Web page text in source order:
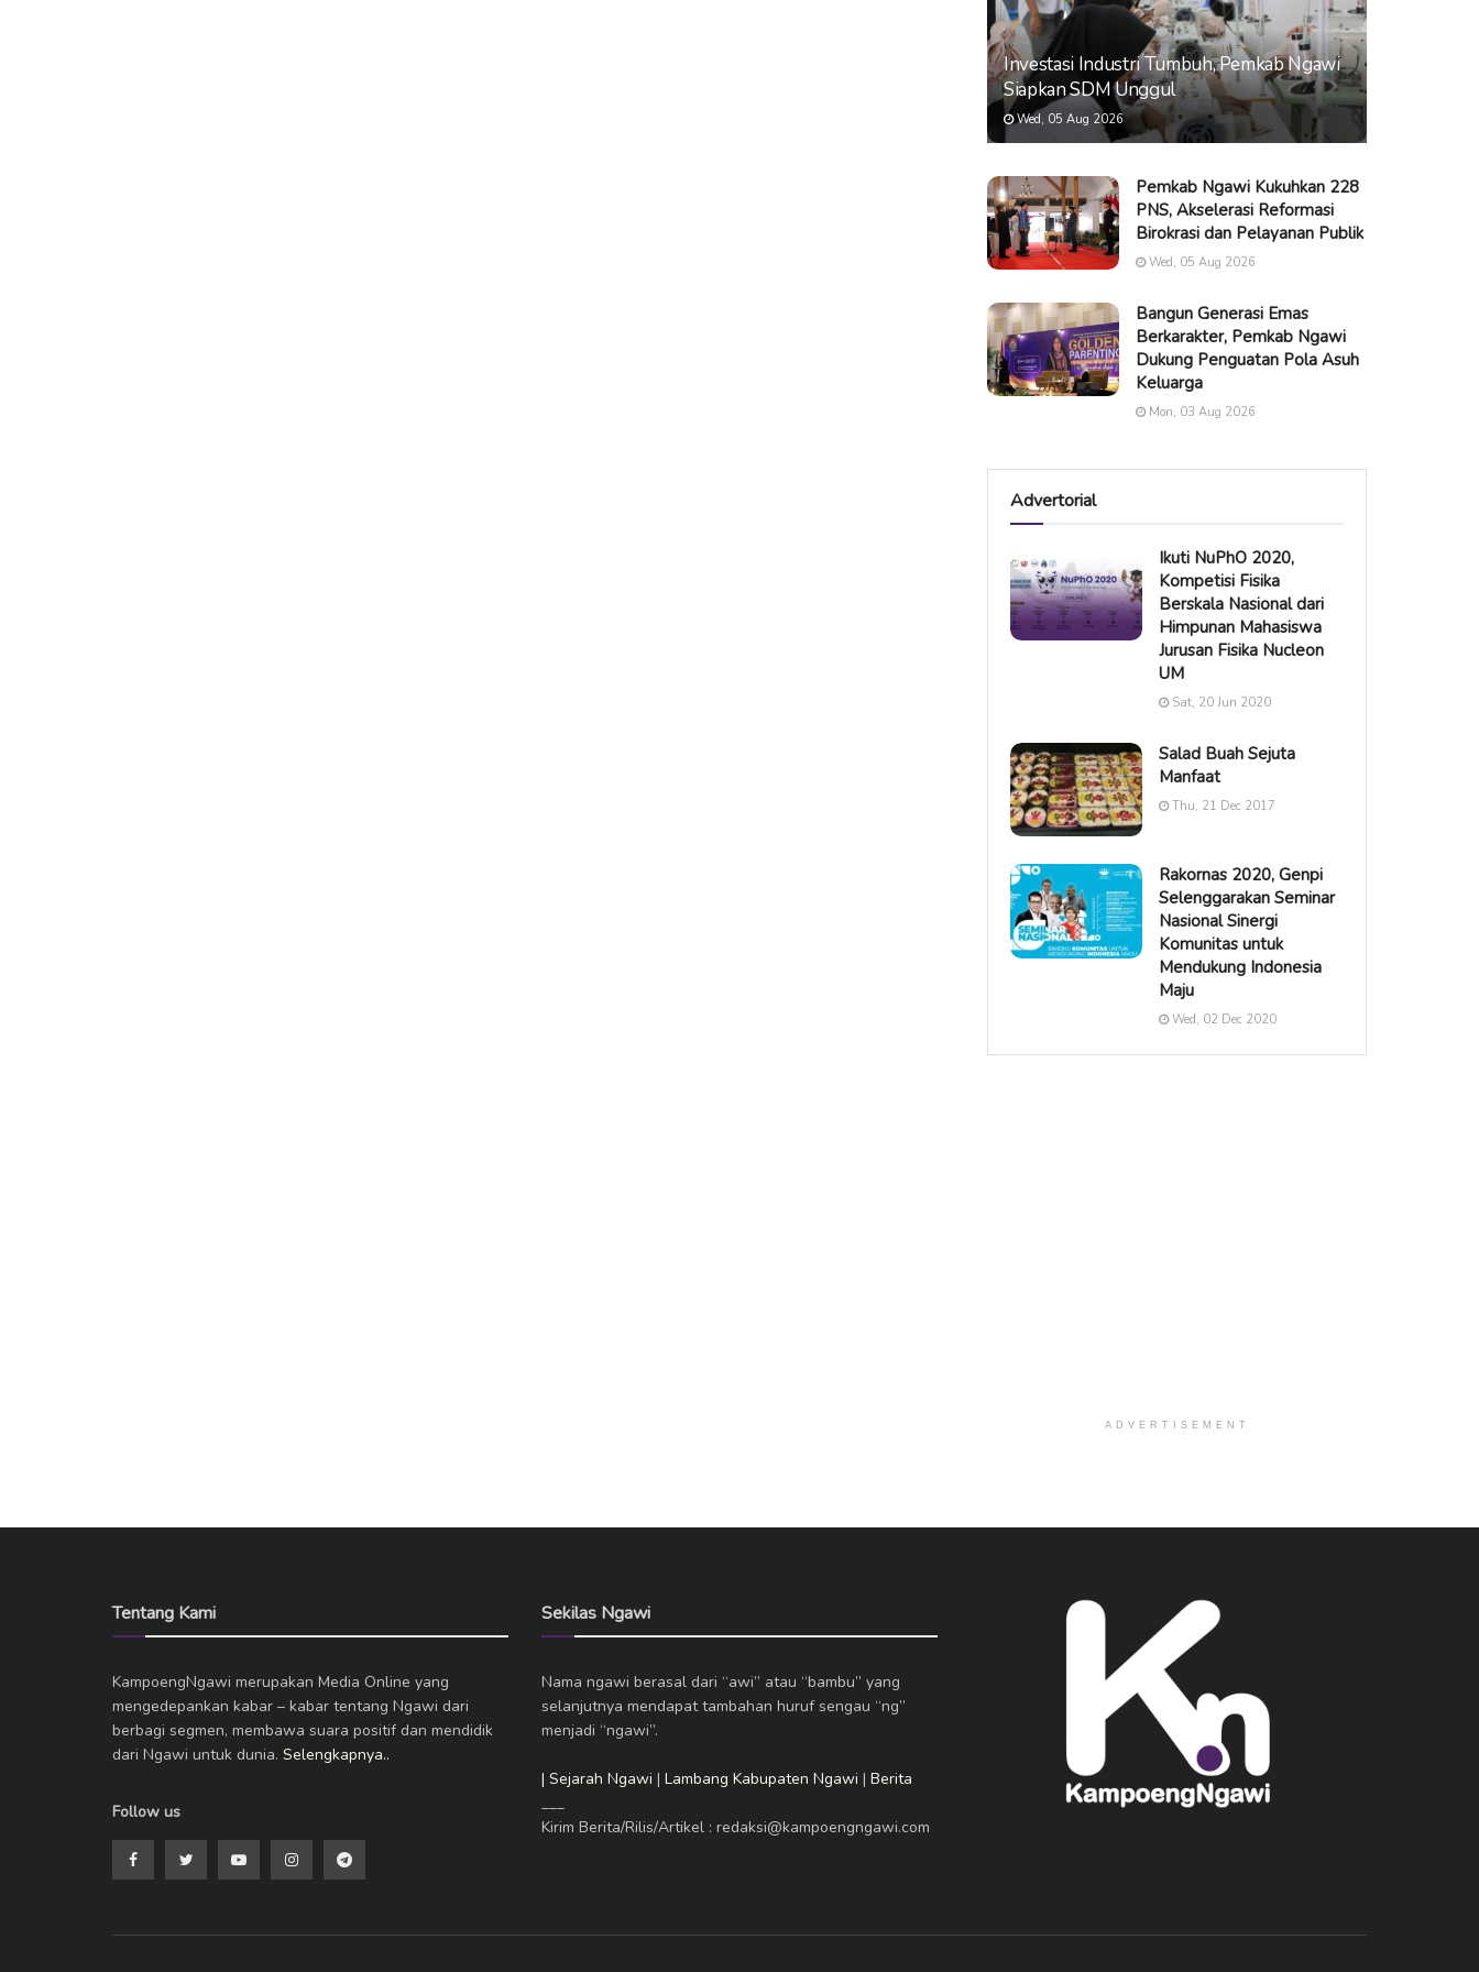
Investasi Industri Tumbuh, Pemkab Ngawi
Siapkan SDM Unggul
Wed, 05 Aug 2026
Pemkab Ngawi Kukuhkan 228
PNS, Akselerasi Reformasi
Birokrasi dan Pelayanan Publik
Wed, 05 Aug 2026
Bangun Generasi Emas
Berkarakter, Pemkab Ngawi
Dukung Penguatan Pola Asuh
Keluarga
Mon, 03 Aug 2026
Advertorial
Ikuti NuPhO 2020,
Kompetisi Fisika
Berskala Nasional dari
Himpunan Mahasiswa
Jurusan Fisika Nucleon
UM
Sat, 20 Jun 2020
Salad Buah Sejuta
Manfaat
Thu, 21 Dec 2017
Rakornas 2020, Genpi
Selenggarakan Seminar
Nasional Sinergi
Komunitas untuk
Mendukung Indonesia
Maju
Wed, 02 Dec 2020
ADVERTISEMENT
Tentang Kami
KampoengNgawi merupakan Media Online yang
mengedepankan kabar – kabar tentang Ngawi dari
berbagi segmen, membawa suara positif dan mendidik
dari Ngawi untuk dunia. Selengkapnya..
Follow us
Sekilas Ngawi
Nama ngawi berasal dari “awi” atau “bambu” yang
selanjutnya mendapat tambahan huruf sengau “ng”
menjadi “ngawi”.
| Sejarah Ngawi | Lambang Kabupaten Ngawi | Berita
___
Kirim Berita/Rilis/Artikel : redaksi@kampoengngawi.com